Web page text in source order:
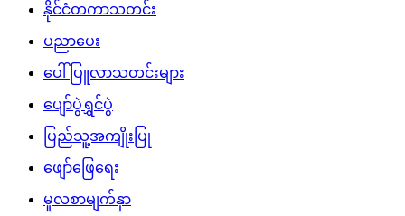
နိုင်ငံတကာသတင်း
ပညာပေး
ပေါ်ပြူလာသတင်းများ
ပျော်ပွဲရွှင်ပွဲ
ပြည်သူ့အကျိုးပြု
ဖျော်ဖြေရေး
မူလစာမျက်နှာ